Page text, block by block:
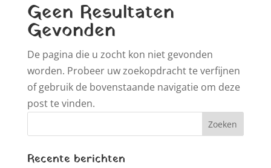
Geen Resultaten
Gevonden
De pagina die u zocht kon niet gevonden
worden. Probeer uw zoekopdracht te verfijnen
of gebruik de bovenstaande navigatie om deze
post te vinden.
Recente berichten